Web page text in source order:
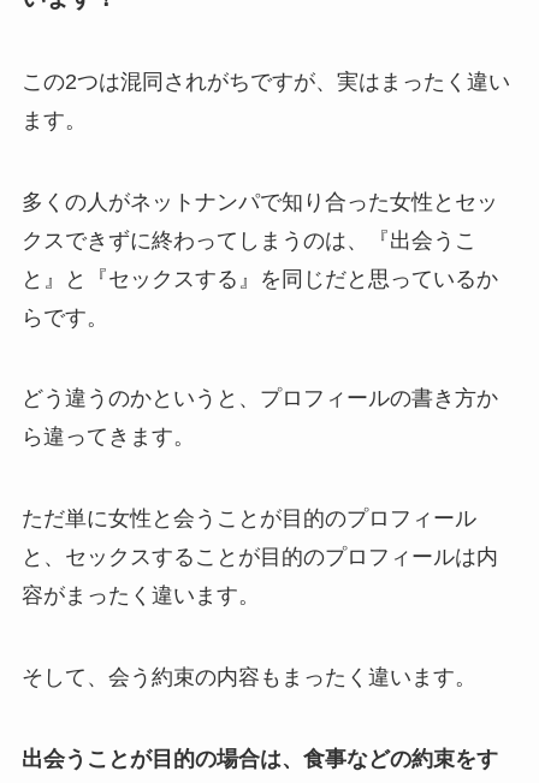
この2つは混同されがちですが、実はまったく違い
ます。
多くの人がネットナンパで知り合った女性とセッ
クスできずに終わってしまうのは、『出会うこ
と』と『セックスする』を同じだと思っているか
らです。
どう違うのかというと、プロフィールの書き方か
ら違ってきます。
ただ単に女性と会うことが目的のプロフィール
と、セックスすることが目的のプロフィールは内
容がまったく違います。
そして、会う約束の内容もまったく違います。
出会うことが目的の場合は、食事などの約束をす